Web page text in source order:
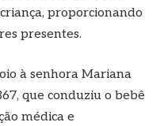
proporcionando
presentes.
à senhora Mariana
que conduziu o bebê
médica e